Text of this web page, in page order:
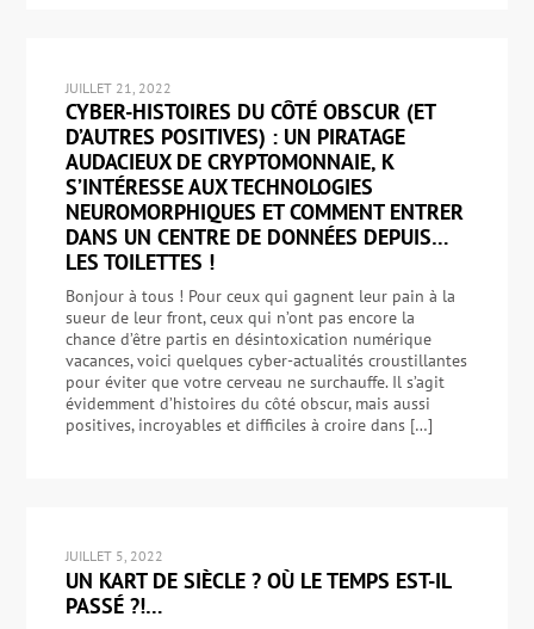
JUILLET 21, 2022
CYBER-HISTOIRES DU CÔTÉ OBSCUR (ET
D’AUTRES POSITIVES) : UN PIRATAGE
AUDACIEUX DE CRYPTOMONNAIE, K
S’INTÉRESSE AUX TECHNOLOGIES
NEUROMORPHIQUES ET COMMENT ENTRER
DANS UN CENTRE DE DONNÉES DEPUIS…
LES TOILETTES !
Bonjour à tous ! Pour ceux qui gagnent leur pain à la
sueur de leur front, ceux qui n’ont pas encore la
chance d’être partis en désintoxication numérique
vacances, voici quelques cyber-actualités croustillantes
pour éviter que votre cerveau ne surchauffe. Il s’agit
évidemment d’histoires du côté obscur, mais aussi
positives, incroyables et difficiles à croire dans […]
JUILLET 5, 2022
UN KART DE SIÈCLE ? OÙ LE TEMPS EST-IL
PASSÉ ?!…